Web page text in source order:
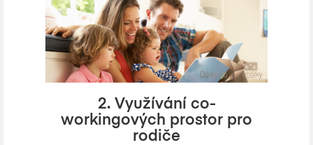
2. Využívání co-
workingových prostor pro
rodiče